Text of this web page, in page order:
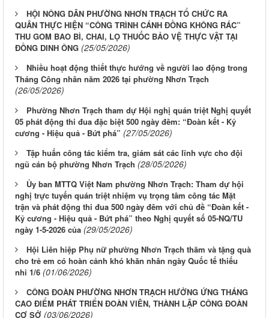
HỘI NÔNG DÂN PHƯỜNG NHƠN TRẠCH TỔ CHỨC RA
QUÂN THỰC HIỆN “CÔNG TRÌNH CÁNH ĐỒNG KHÔNG RÁC”
THU GOM BAO BÌ, CHAI, LỌ THUỐC BẢO VỆ THỰC VẬT TẠI
ĐỒNG DINH ÔNG (25/05/2026)
Nhiều hoạt động thiết thực hướng về người lao động trong
Tháng Công nhân năm 2026 tại phường Nhơn Trạch
(26/05/2026)
Phường Nhơn Trạch tham dự Hội nghị quán triệt Nghị quyết
05 phát động thi đua đặc biệt 500 ngày đêm: “Đoàn kết - Kỷ
cương - Hiệu quả - Bứt phá” (27/05/2026)
Tập huấn công tác kiểm tra, giám sát các lĩnh vực cho đội
ngũ cán bộ phường Nhơn Trạch (28/05/2026)
Ủy ban MTTQ Việt Nam phường Nhơn Trạch: Tham dự hội
nghị trực tuyến quán triệt nhiệm vụ trọng tâm công tác Mặt
trận và phát động thi đua 500 ngày đêm với chủ đề “Đoàn kết -
Kỷ cương - Hiệu quả - Bứt phá” theo Nghị quyết số 05-NQ/TU
ngày 1-5-2026 của (29/05/2026)
Hội Liên hiệp Phụ nữ phường Nhơn Trạch thăm và tặng quà
cho trẻ em có hoàn cảnh khó khăn nhân ngày Quốc tế thiếu
nhi 1/6 (01/06/2026)
CÔNG ĐOÀN PHƯỜNG NHƠN TRẠCH HƯỞNG ỨNG THÁNG
CAO ĐIỂM PHÁT TRIỂN ĐOÀN VIÊN, THÀNH LẬP CÔNG ĐOÀN
CƠ SỞ (03/06/2026)